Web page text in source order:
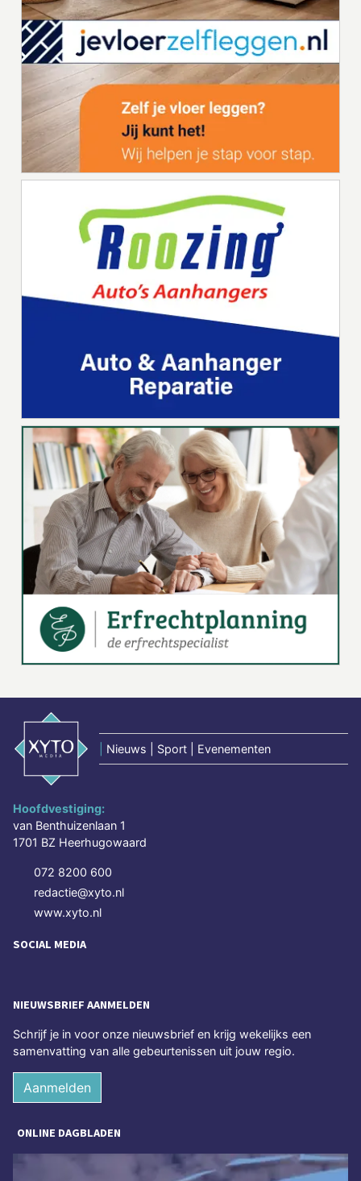
Nieuws | Sport | Evenementen
Hoofdvestiging:
van Benthuizenlaan 1
1701 BZ Heerhugowaard
072 8200 600
redactie@xyto.nl
www.xyto.nl
SOCIAL MEDIA
NIEUWSBRIEF AANMELDEN
Schrijf je in voor onze nieuwsbrief en krijg wekelijks een
samenvatting van alle gebeurtenissen uit jouw regio.
Aanmelden
ONLINE DAGBLADEN